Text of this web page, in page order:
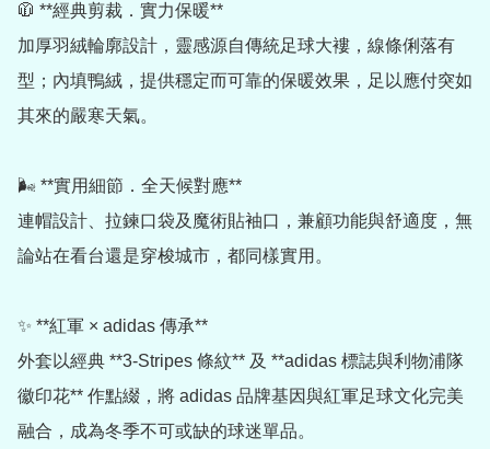
🧥 **經典剪裁．實力保暖**
加厚羽絨輪廓設計，靈感源自傳統足球大褸，線條俐落有
型；內填鴨絨，提供穩定而可靠的保暖效果，足以應付突如
其來的嚴寒天氣。
🌬️ **實用細節．全天候對應**
連帽設計、拉鍊口袋及魔術貼袖口，兼顧功能與舒適度，無
論站在看台還是穿梭城市，都同樣實用。
✨ **紅軍 × adidas 傳承**
外套以經典 **3-Stripes 條紋** 及 **adidas 標誌與利物浦隊
徽印花** 作點綴，將 adidas 品牌基因與紅軍足球文化完美
融合，成為冬季不可或缺的球迷單品。